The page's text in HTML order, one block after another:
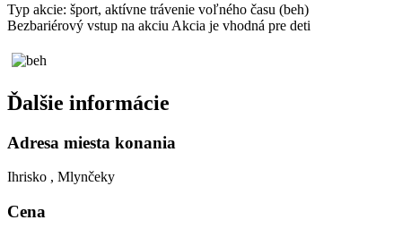
Typ akcie: šport, aktívne trávenie voľného času (beh)
Bezbariérový vstup na akciu Akcia je vhodná pre deti
Ďalšie informácie
Adresa miesta konania
Ihrisko , Mlynčeky
Cena